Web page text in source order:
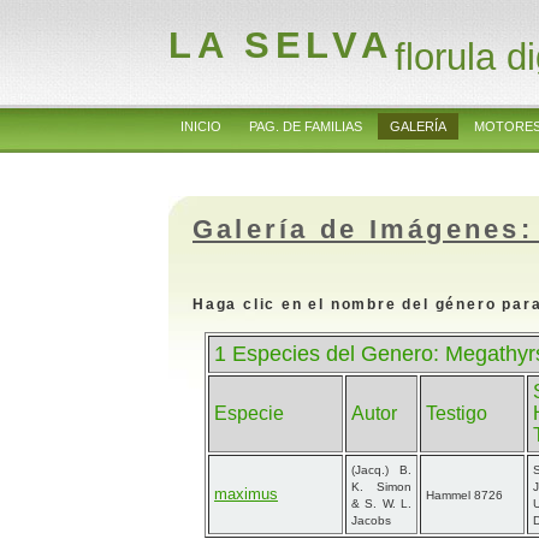
LA SELVAflorula
INICIO PAG. DE FAMILIAS GALERÍA
Galería de
Haga clic en el nombre del género
1 Especies del Genero:
Especie Autor Testigo
maximus
(Jacq.) B.
K. Simon
& S. W. L.
Jacobs
Hammel 8726